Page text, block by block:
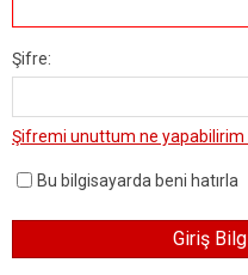
Şifre:
Şifremi unuttum ne yapabilirim
Bu bilgisayarda beni hatırla